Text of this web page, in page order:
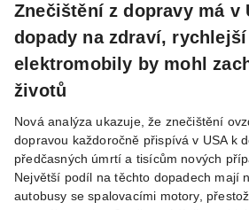
Znečištění z dopravy má v
dopady na zdraví,
elektromobily by mohl
životů
Nová analýza ukazuje, že znečištění
dopravou každoročně přispívá v USA k
předčasných úmrtí a tisícům nových
Největší podíl na těchto dopadech mají
autobusy se spalovacími motory,